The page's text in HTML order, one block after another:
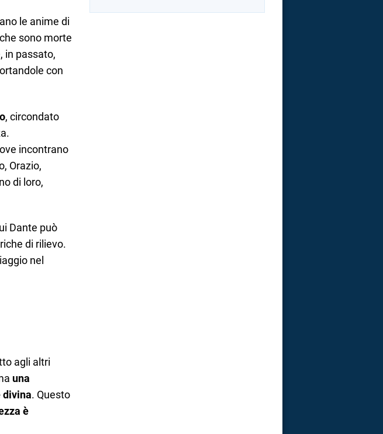
le anime di
sono morte
in passato,
con
, circondato
incontrano
Orazio,
di loro,
Dante può
di rilievo.
nel
agli altri
una
divina. Questo
è